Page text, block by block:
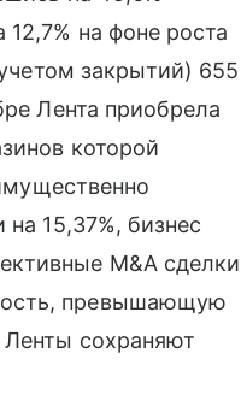
на фоне роста
закрытий) 655
Лента приобрела
которой
15,37%, бизнес
M&А сделки
превышающую
сохраняют